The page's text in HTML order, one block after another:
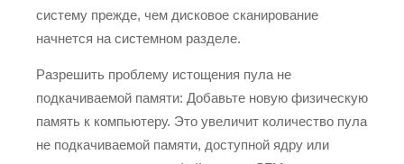
систему прежде, чем дисковое сканирование
начнется на системном разделе.
Разрешить проблему истощения пула не
подкачиваемой памяти: Добавьте новую физическую
память к компьютеру. Это увеличит количество пула
не подкачиваемой памяти, доступной ядру или